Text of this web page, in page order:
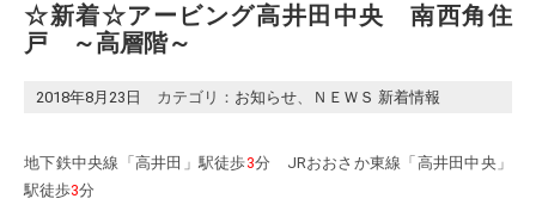
☆新着☆アービング高井田中央 南西角住
戸 ～高層階～
2018年8月23日 カテゴリ： お知らせ ＮＥＷＳ 新着情報
地下鉄中央線「高井田」駅徒歩3分 JRおおさか東線「高井田中央」
駅徒歩3分